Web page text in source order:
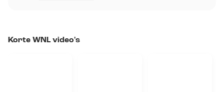
Korte WNL video's